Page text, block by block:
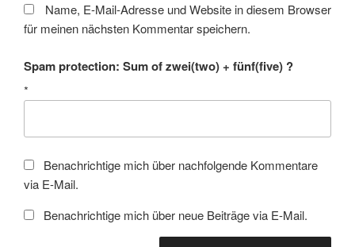
Name, E-Mail-Adresse und Website in diesem Browser
für meinen nächsten Kommentar speichern.
Spam protection: Sum of zwei(two) + fünf(five) ?
*
Benachrichtige mich über nachfolgende Kommentare
via E-Mail.
Benachrichtige mich über neue Beiträge via E-Mail.